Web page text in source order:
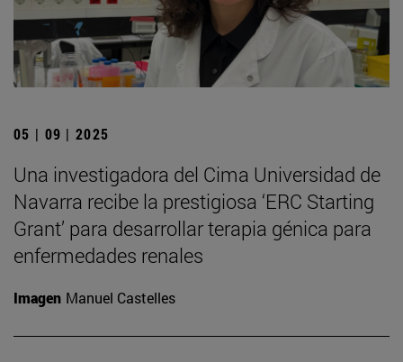
05 | 09 | 2025
Una investigadora del Cima Universidad de
Navarra recibe la prestigiosa ‘ERC Starting
Grant’ para desarrollar terapia génica para
enfermedades renales
Imagen Manuel Castelles